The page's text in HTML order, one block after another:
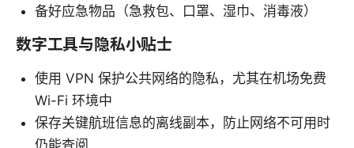
备好应急物品（急救包、口罩、湿巾、消毒液）
数字工具与隐私小贴士
使用 VPN 保护公共网络的隐私，尤其在机场免费
Wi-Fi 环境中
保存关键航班信息的离线副本，防止网络不可用时
仍能查阅